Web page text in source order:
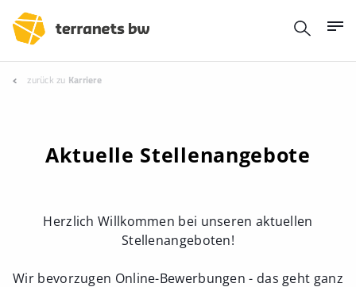
zurück zu Karriere
Aktuelle Stellenangebote
Herzlich Willkommen bei unseren aktuellen
Stellenangeboten!
Wir bevorzugen Online-Bewerbungen - das geht ganz